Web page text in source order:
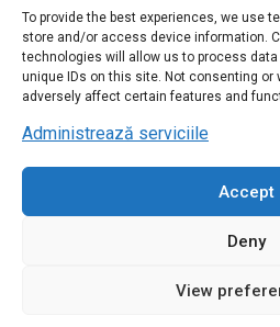
To provide the best experiences, we use
store and/or access device information.
technologies will allow us to process
unique IDs on this site. Not consenting
adversely affect certain features and
Administrează serviciile
Accept
Deny
View
© 2020 Everart Mobila. All Rights
Tudor